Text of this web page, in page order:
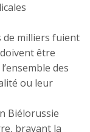
de milliers fuient
être
des
ou leur
Biélorussie
bravant la